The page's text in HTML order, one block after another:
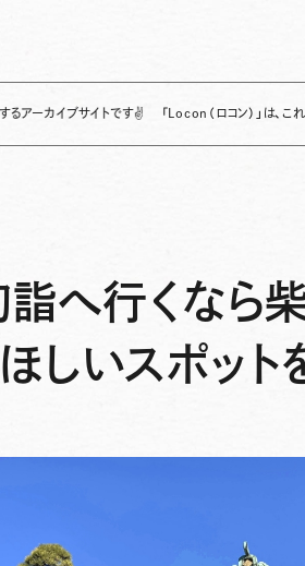
イトです✌ 「Locon（ロコン）」は、これまでに全国
詣へ行くなら
しいスポット